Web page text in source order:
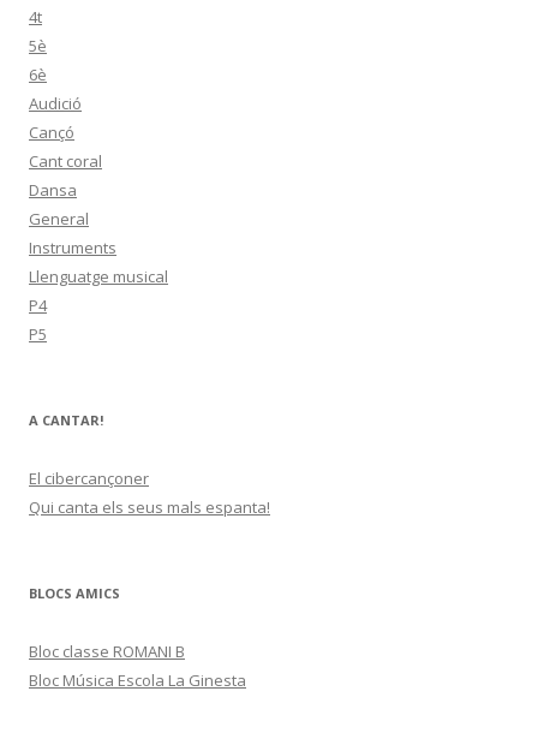
4t
5è
6è
Audició
Cançó
Cant coral
Dansa
General
Instruments
Llenguatge musical
P4
P5
A CANTAR!
El cibercançoner
Qui canta els seus mals espanta!
BLOCS AMICS
Bloc classe ROMANI B
Bloc Música Escola La Ginesta